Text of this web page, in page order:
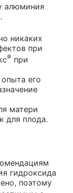
алюминия
никаких
при
® при
его
матери
для плода.
гидроксида
поэтому